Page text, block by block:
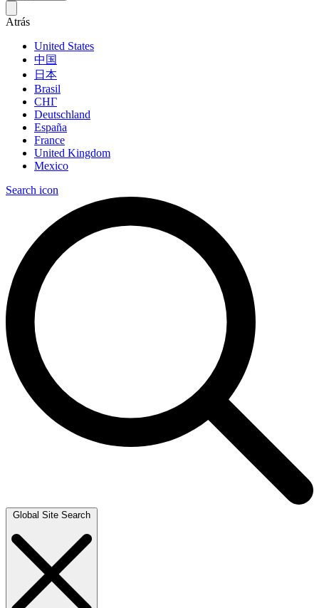
Atrás
United States
中国
日本
Brasil
СНГ
Deutschland
España
France
United Kingdom
Mexico
Search icon
Global Site Search